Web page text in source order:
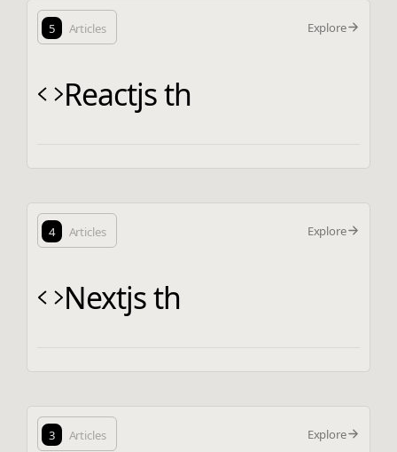
5 Articles Explore
Reactjs th
4 Articles Explore
Nextjs th
3 Articles Explore